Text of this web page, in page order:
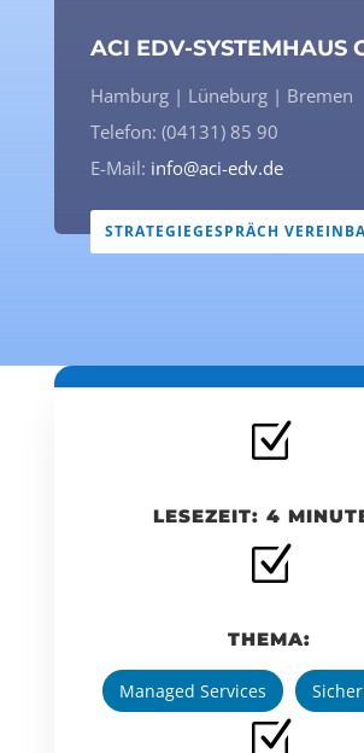
ACI EDV-SYSTEMHAUS
Hamburg | Lüneburg | Bremen
Telefon: (04131) 85 90
E-Mail: info@aci-edv.de
STRATEGIEGESPRÄCH
Z
LESEZEIT: 4
Z
THEMA:
Managed Services
Z